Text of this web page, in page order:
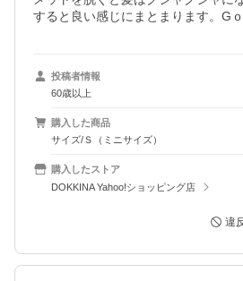
すると良い感じにまとまります。Gｏ
投稿者情報
60歳以上
購入した商品
サイズ/Ｓ（ミニサイズ）
購入したストア
DOKKINA Yahoo!ショッピング店
違